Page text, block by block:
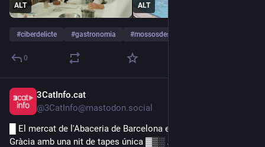
ALT ALT
#ciberdelicte #gastronomia #mossosdesquadra
0
3CatInfo.cat
@3CatInfo@mastodon.social
█ El mercat de l'Abaceria de Barcelona es prepara per tornar a
Gràcia amb una nit de tapes única ▓▒░ Aquest mercat